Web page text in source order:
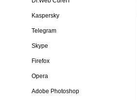
Kaspersky
Telegram
Skype
Firefox
Opera
Adobe Photoshop